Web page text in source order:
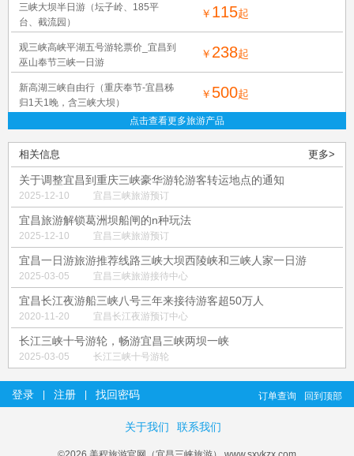
三峡大坝半日游（坛子岭、185平
台、截流园）
￥ 115起
观三峡高峡平湖五号游轮票价_宜昌到
巫山奉节三峡一日游
￥ 238起
新高湖三峡自由行（重庆奉节-宜昌秭
归1天1晚，含三峡大坝）
￥ 500起
点击查看更多旅游产品
相关信息 更多>
关于调整宜昌到重庆三峡豪华游轮游客转运地点的通知
2025-12-10 宜昌三峡旅游预订
宜昌旅游解锁葛洲坝船闸的n种玩法
2025-12-10 宜昌三峡旅游预订
宜昌一日游旅游推荐线路三峡大坝西陵峡和三峡人家一日游
2025-03-05 宜昌三峡旅游接待中心
宜昌长江夜游船三峡八号三年来接待游客超50万人
2020-11-20 宜昌长江夜游预订中心
长江三峡十号游轮，畅游宜昌三峡两坝一峡
2025-03-05 长江三峡十号游轮
登录 注册 找回密码 回到顶部
订单查询
关于我们 联系我们